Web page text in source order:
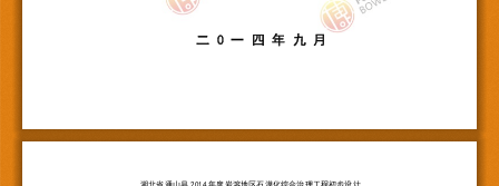
二 0
湖北省通山县2014年度岩溶地区石漠化综合治理工程初步设计